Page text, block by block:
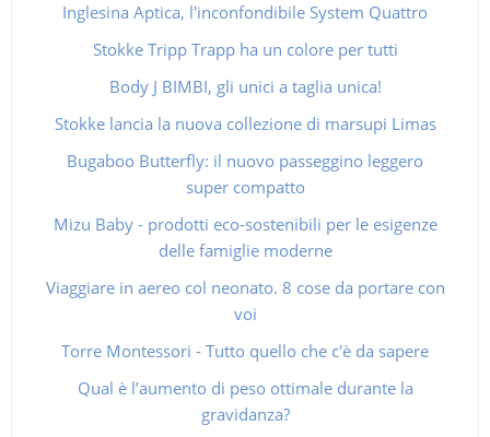
Inglesina Aptica, l'inconfondibile System Quattro
Stokke Tripp Trapp ha un colore per tutti
Body J BIMBI, gli unici a taglia unica!
Stokke lancia la nuova collezione di marsupi Limas
Bugaboo Butterfly: il nuovo passeggino leggero
super compatto
Mizu Baby - prodotti eco-sostenibili per le esigenze
delle famiglie moderne
Viaggiare in aereo col neonato. 8 cose da portare con
voi
Torre Montessori - Tutto quello che c'è da sapere
Qual è l’aumento di peso ottimale durante la
gravidanza?